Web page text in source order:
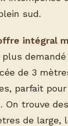
sud.
intégral
demandé
de 3
parfait
On trouve
de large,